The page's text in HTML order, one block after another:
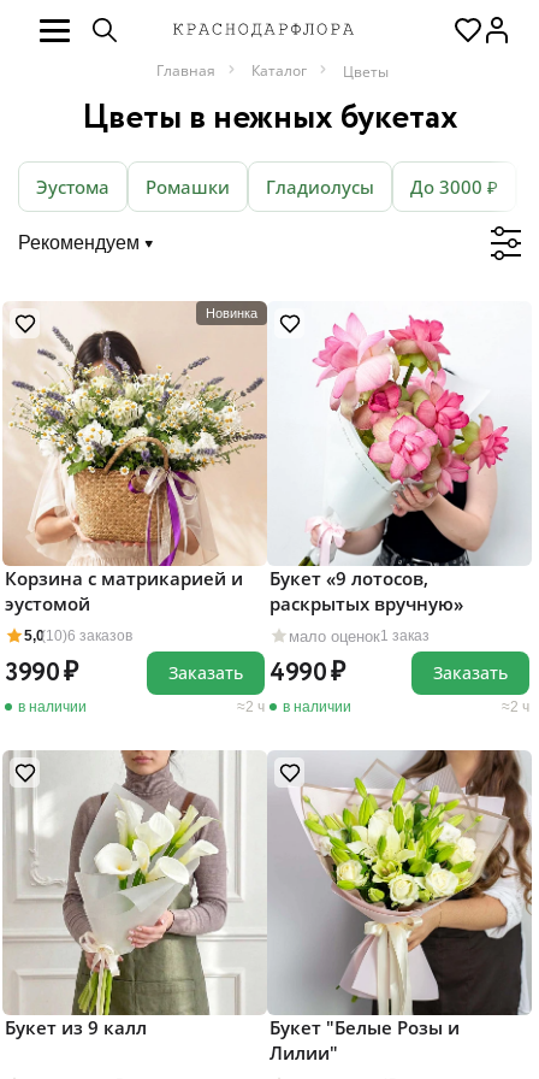
Главная Каталог Цветы
Цветы в нежных букетах
Эустома Ромашки Гладиолусы До 3000 ₽
Рекомендуем
Новинка
5,0(10)6 заказов
Корзина с матрикарией и
эустомой
3990
в наличии 2 ч
Заказать
мало оценок1 заказ
Букет «9 лотосов,
раскрытых вручную»
4990
в наличии 2 ч
Заказать
Букет из 9 калл
Букет "Белые Розы и
Лилии"